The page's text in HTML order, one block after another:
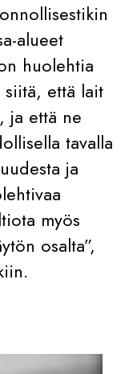
alueet
huolehtia
siitä, että lait
ja että ne
tavalla
ja
myös
osalta”,